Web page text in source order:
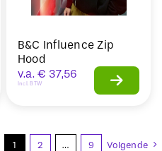
B&C Influence Zip
Hood
v.a. € 37,56
Incl. BTW
1 2 … 9 Volgende